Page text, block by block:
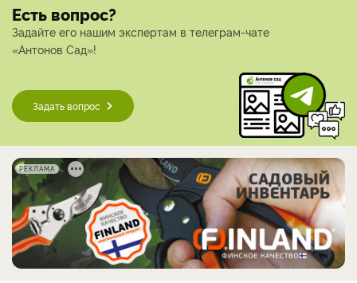
Есть вопрос?
Задайте его нашим экспертам в телеграм-чате
«Антонов Сад»!
Задать вопрос
РЕКЛАМА